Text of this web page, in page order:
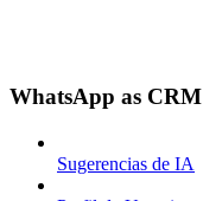
WhatsApp as CRM
Sugerencias de IA